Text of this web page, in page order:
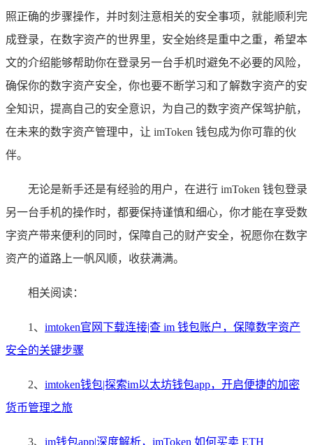
照正确的步骤操作，并时刻注意相关的安全事项，就能顺利完
成登录，在数字资产的世界里，安全始终是重中之重，希望本
文的介绍能够帮助你在登录另一台手机时避免不必要的风险，
确保你的数字资产安全，你也要不断学习和了解数字资产的安
全知识，提高自己的安全意识，为自己的数字资产保驾护航，
在未来的数字资产管理中，让 imToken 钱包成为你可靠的伙
伴。
无论是新手还是有经验的用户，在进行 imToken 钱包登录
另一台手机的操作时，都要保持谨慎和细心，你才能在享受数
字资产带来便利的同时，保障自己的财产安全，祝愿你在数字
资产的道路上一帆风顺，收获满满。
相关阅读：
1、 imtoken官网下载连接|查 im 钱包账户，保障数字资产
安全的关键步骤
2、 imtoken钱包|探索im以太坊钱包app，开启便捷的加密
货币管理之旅
3、 im钱包app|深度解析，imToken 如何买卖 ETH